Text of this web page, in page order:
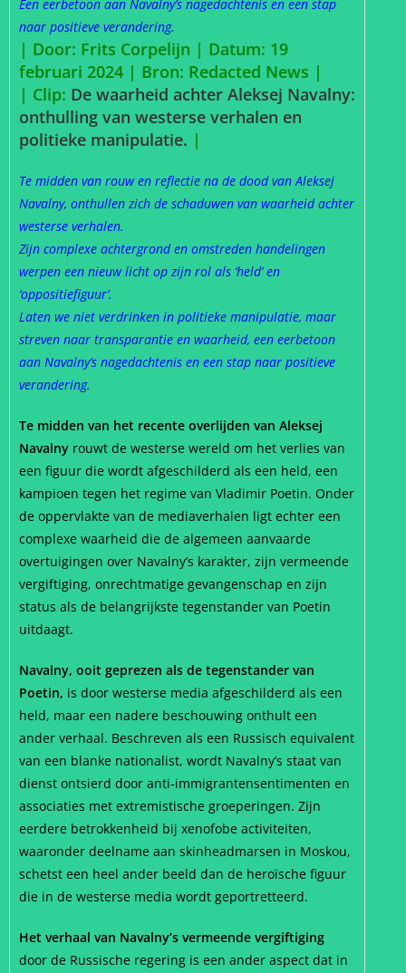
Een eerbetoon aan Navalny’s nagedachtenis en een stap
naar positieve verandering.
| Door: Frits Corpelijn | Datum: 19
februari 2024 | Bron: Redacted News |
| Clip: De waarheid achter Aleksej Navalny:
onthulling van westerse verhalen en
politieke manipulatie. |
Te midden van rouw en reflectie na de dood van Aleksej
Navalny, onthullen zich de schaduwen van waarheid achter
westerse verhalen.
Zijn complexe achtergrond en omstreden handelingen
werpen een nieuw licht op zijn rol als ‘held’ en
‘oppositiefiguur’.
Laten we niet verdrinken in politieke manipulatie, maar
streven naar transparantie en waarheid, een eerbetoon
aan Navalny’s nagedachtenis en een stap naar positieve
verandering.
Te midden van het recente overlijden van Aleksej
Navalny rouwt de westerse wereld om het verlies van
een figuur die wordt afgeschilderd als een held, een
kampioen tegen het regime van Vladimir Poetin. Onder
de oppervlakte van de mediaverhalen ligt echter een
complexe waarheid die de algemeen aanvaarde
overtuigingen over Navalny’s karakter, zijn vermeende
vergiftiging, onrechtmatige gevangenschap en zijn
status als de belangrijkste tegenstander van Poetin
uitdaagt.
Navalny, ooit geprezen als de tegenstander van
Poetin, is door westerse media afgeschilderd als een
held, maar een nadere beschouwing onthult een
ander verhaal. Beschreven als een Russisch equivalent
van een blanke nationalist, wordt Navalny’s staat van
dienst ontsierd door anti-immigrantensentimenten en
associaties met extremistische groeperingen. Zijn
eerdere betrokkenheid bij xenofobe activiteiten,
waaronder deelname aan skinheadmarsen in Moskou,
schetst een heel ander beeld dan de heroïsche figuur
die in de westerse media wordt geportretteerd.
Het verhaal van Navalny’s vermeende vergiftiging
door de Russische regering is een ander aspect dat in